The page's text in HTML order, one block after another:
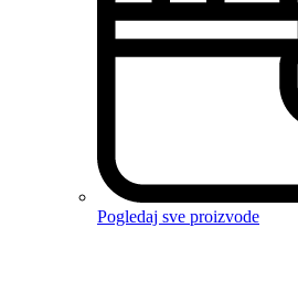
Pogledaj sve proizvode